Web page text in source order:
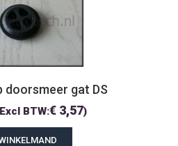
gat DS
BTW:€3,57)